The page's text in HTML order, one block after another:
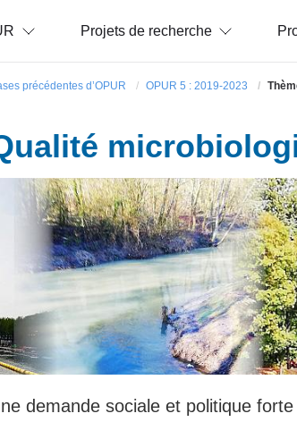
Projets de recherche
précédentes d’OPUR OPUR 5 : 2019-2023
demande sociale et politique forte